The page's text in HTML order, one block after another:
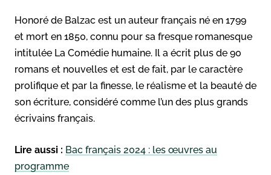
Honoré de Balzac est un auteur français né en 1799
et mort en 1850, connu pour sa fresque romanesque
intitulée La Comédie humaine. Il a écrit plus de 90
romans et nouvelles et est de fait, par le caractère
prolifique et par la finesse, le réalisme et la beauté de
son écriture, considéré comme l’un des plus grands
écrivains français.
Lire aussi : Bac français 2024 : les œuvres au
programme